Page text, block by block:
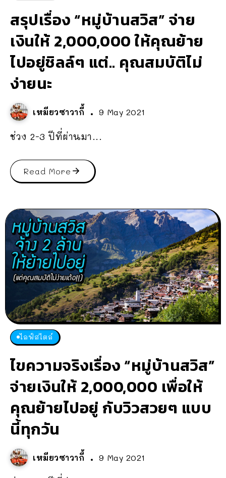
สรุปเรื่อง “หมู่บ้านสวิส” จ่าย
เงินให้ 2,000,000 ให้คุณย้าย
ไปอยู่ชิลล์ๆ แต่.. คุณสมบัติไม่
ง่ายนะ
เหมียวซาวากี้ 9 May 2021
ช่วง 2-3 ปีที่ผ่านมา...
Read More
ไลฟ์สไตล์
ไขความจริงเรื่อง “หมู่บ้านสวิส”
จ่ายเงินให้ 2,000,000 เพื่อให้
คุณย้ายไปอยู่ กับวิวสวยๆ แบบ
นี้ทุกวัน
เหมียวซาวากี้ 9 May 2021